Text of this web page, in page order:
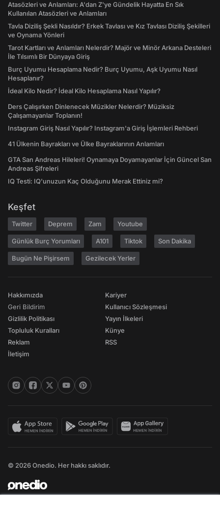
Atasözleri ve Anlamları: A'dan Z'ye Gündelik Hayatta En Sık
Kullanılan Atasözleri ve Anlamları
Tavla Diziliş Şekli Nasıldır? Erkek Tavlası ve Kız Tavlası Diziliş Şekilleri
ve Oynama Yönleri
Tarot Kartları ve Anlamları Nelerdir? Majör ve Minör Arkana Desteleri
İle Tılsımlı Bir Dünyaya Giriş
Burç Uyumu Hesaplama Nedir? Burç Uyumu, Aşk Uyumu Nasıl
Hesaplanır?
İdeal Kilo Nedir? İdeal Kilo Hesaplama Nasıl Yapılır?
Ders Çalışırken Dinlenecek Müzikler Nelerdir? Müziksiz
Çalışamayanlar Toplanın!
Instagram Giriş Nasıl Yapılır? Instagram'a Giriş İşlemleri Rehberi
41 Ülkenin Bayrakları ve Ülke Bayraklarının Anlamları
GTA San Andreas Hileleri! Oynamaya Doyamayanlar İçin Güncel San
Andreas Şifreleri
IQ Testi: IQ'unuzun Kaç Olduğunu Merak Ettiniz mi?
Keşfet
Twitter Deprem Zam Youtube
Günlük Burç Yorumları A101 Tiktok Son Dakika
Bugün Ne Pişirsem Gezilecek Yerler
Hakkımızda
Geri Bildirim
Gizlilik Politikası
Topluluk Kuralları
Reklam
İletişim
Kariyer
Kullanıcı Sözleşmesi
Yayın İlkeleri
Künye
RSS
© 2026 Onedio. Her hakkı saklıdır.